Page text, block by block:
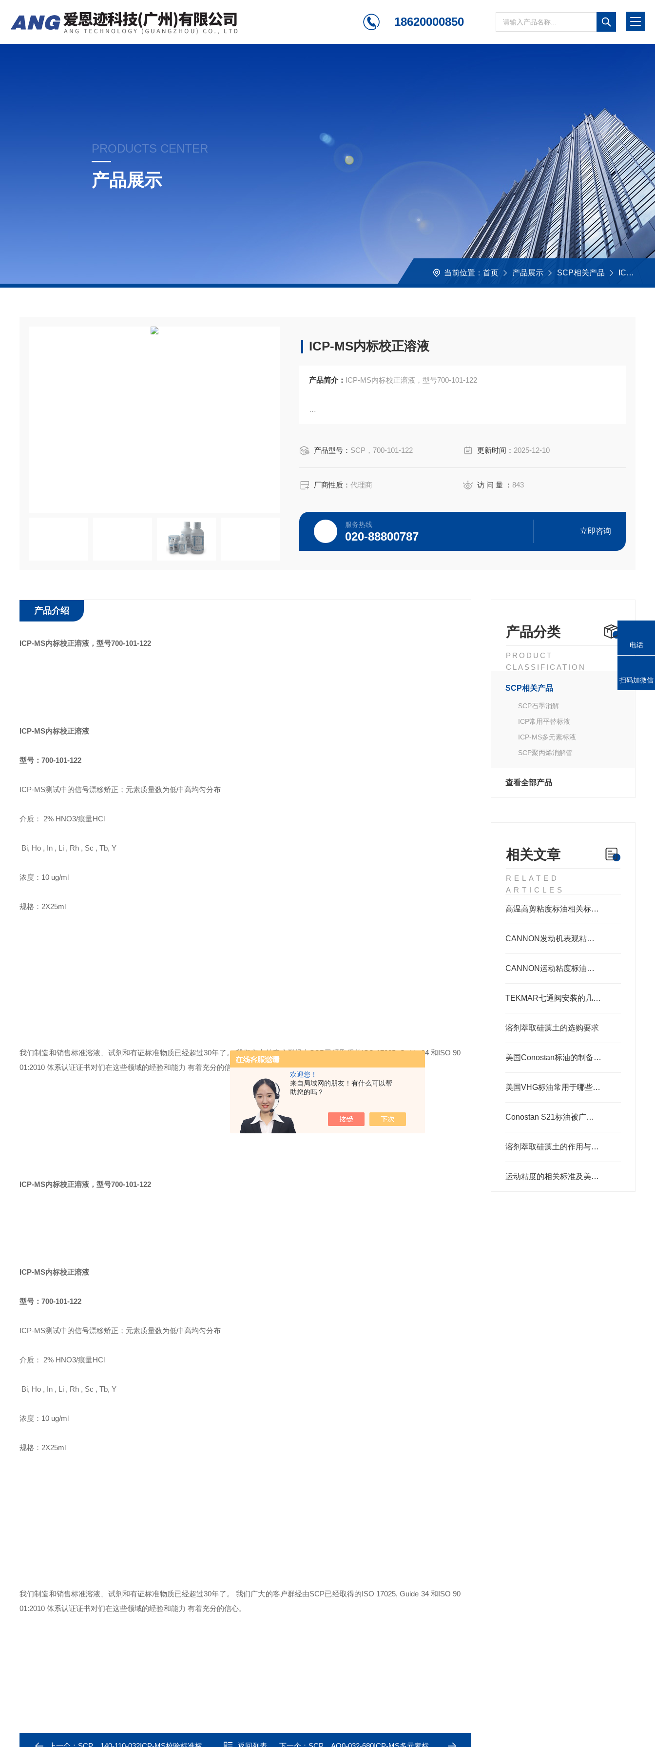
欢迎您！
来自局域网的朋友！有什么可以帮
助您的吗？
18620000850
PRODUCTS CENTER
产品展示
当前位置： 首页 产品展示 SCP相关产品 ICP常用平替标液
ICP-MS内标校正溶液
产品简介： ICP-MS内标校正溶液，型号700-101-122
型号：700-101-122
介质： 2% HNO3/痕量HCl
浓度：10 ug/ml
规格：2X25ml
我们制造和销售标准溶液、试剂和有证标准物质已经超过30年了
产品型号： SCP，700-101-122 更新时间： 2025-12-10
厂商性质：代理商 访 问 量 ：843
服务热线
020-88800787 立即咨询
产品分类
PRODUCT
CLASSIFICATION
SCP相关产品
SCP石墨消解
ICP常用平替标液
ICP-MS多元素标液
SCP聚丙烯消解管
查看全部产品
相关文章
RELATED
ARTICLES
高温高剪粘度标油相关标准及美国凯能Cannon相关高温高剪粘度标油 HTHS标油
CANNON发动机表观粘度标油的正确保存要求
CANNON运动粘度标油存放要求与规则解析
TEKMAR七通阀安装的几个阶段
溶剂萃取硅藻土的选购要求
美国Conostan标油的制备工艺
美国VHG标油常用于哪些领域中
Conostan S21标油被广泛应用于各种分析和测试领域
溶剂萃取硅藻土的作用与使用要求
运动粘度的相关标准及美国凯能CANNON相关运动粘度标油
产品介绍
ICP-MS内标校正溶液 ，型号700-101-122
ICP-MS内标校正溶液
型号： 700-101-122
ICP-MS测试中的信号漂移矫正；元素质量数为低中高均匀分布
介质： 2% HNO3/痕量HCl
Bi, Ho , In , Li , Rh , Sc , Tb, Y
浓度： 10 ug/ml
规格： 2X25ml
我们制造和销售标准溶液、试剂和有证标准物质已经超过30年了。 我们广大的客户群经由SCP已经取得的ISO 17025, Guide 34 和ISO 90
01:2010 体系认证证书对们在这些领域的经验和能力 有着充分的信心。
ICP-MS内标校正溶液 ，型号700-101-122
ICP-MS内标校正溶液
型号： 700-101-122
ICP-MS测试中的信号漂移矫正；元素质量数为低中高均匀分布
介质： 2% HNO3/痕量HCl
Bi, Ho , In , Li , Rh , Sc , Tb, Y
浓度： 10 ug/ml
规格： 2X25ml
我们制造和销售标准溶液、试剂和有证标准物质已经超过30年了。 我们广大的客户群经由SCP已经取得的ISO 17025, Guide 34 和ISO 90
01:2010 体系认证证书对们在这些领域的经验和能力 有着充分的信心。
电话
扫码加微信